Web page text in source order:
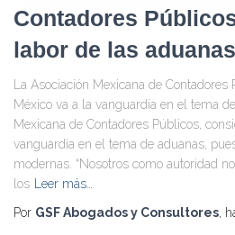
Contadores
labor de las aduanas
La Asociación Mexicana de Contadores
México va a la vanguardia en el tema
Mexicana de Contadores Públicos,
vanguardia en el tema de aduanas,
modernas. “Nosotros como autoridad
los Leer más…
Por GSF Abogados y Consultores,